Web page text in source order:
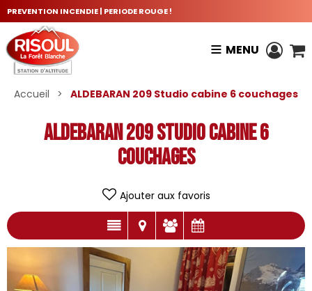
PREVENTION INCENDIE | PERIODE ROUGE !
MENU
Accueil > ALDEBARAN 209 Studio cabine 6 couchages
ALDEBARAN 209 Studio cabine 6
couchages
Ajouter aux favoris